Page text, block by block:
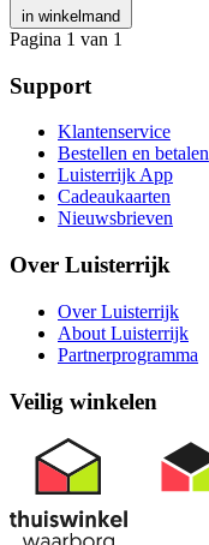
in winkelmand
Pagina 1 van 1
Support
Klantenservice
Bestellen en betalen
Luisterrijk App
Cadeaukaarten
Nieuwsbrieven
Over Luisterrijk
Over Luisterrijk
About Luisterrijk
Partnerprogramma
Veilig winkelen